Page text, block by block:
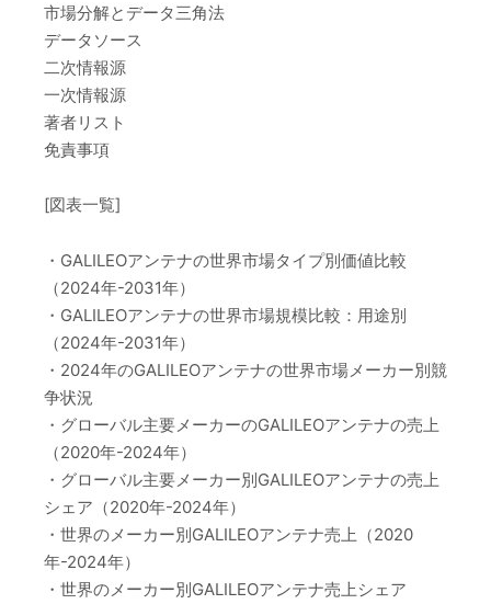
市場分解とデータ三角法
データソース
二次情報源
一次情報源
著者リスト
免責事項
[図表一覧]
・GALILEOアンテナの世界市場タイプ別価値比較
（2024年-2031年）
・GALILEOアンテナの世界市場規模比較：用途別
（2024年-2031年）
・2024年のGALILEOアンテナの世界市場メーカー別競
争状況
・グローバル主要メーカーのGALILEOアンテナの売上
（2020年-2024年）
・グローバル主要メーカー別GALILEOアンテナの売上
シェア（2020年-2024年）
・世界のメーカー別GALILEOアンテナ売上（2020
年-2024年）
・世界のメーカー別GALILEOアンテナ売上シェア